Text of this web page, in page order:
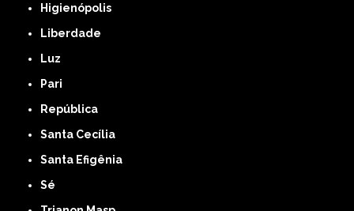
Higienópolis
Liberdade
Luz
Pari
República
Santa Cecília
Santa Efigênia
Sé